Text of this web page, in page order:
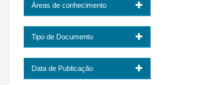
Áreas de conhecimento
Tipo de Documento
Data de Publicação